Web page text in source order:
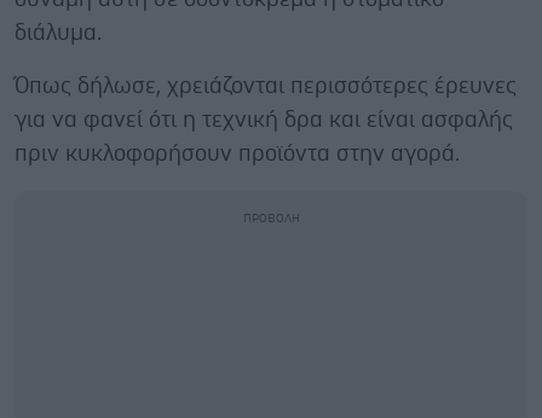
διάλυμα.
Όπως δήλωσε, χρειάζονται περισσότερες έρευνες
για να φανεί ότι η τεχνική δρα και είναι ασφαλής
πριν κυκλοφορήσουν προϊόντα στην αγορά.